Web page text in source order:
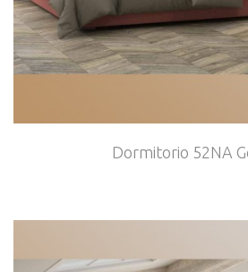
Dormitorio 52NA